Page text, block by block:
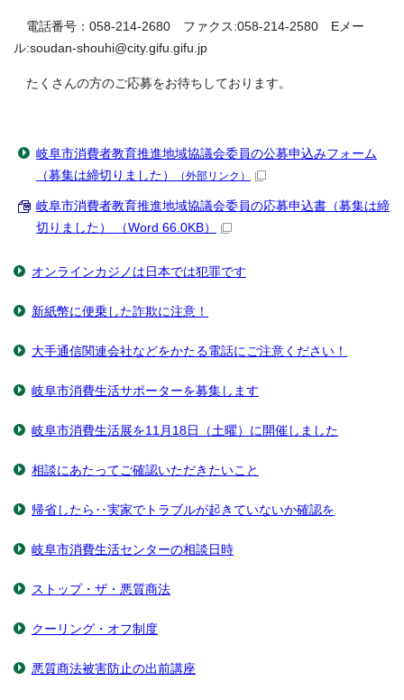
電話番号：058-214-2680 ファクス:058-214-2580 Eメー
ル:soudan-shouhi@city.gifu.gifu.jp
たくさんの方のご応募をお待ちしております。
岐阜市消費者教育推進地域協議会委員の公募申込みフォーム
（募集は締切りました）
（外部リンク）
岐阜市消費者教育推進地域協議会委員の応募申込書（募集は締
切りました） （Word 66.0KB）
オンラインカジノは日本では犯罪です
新紙幣に便乗した詐欺に注意！
大手通信関連会社などをかたる電話にご注意ください！
岐阜市消費生活サポーターを募集します
岐阜市消費生活展を11月18日（土曜）に開催しました
相談にあたってご確認いただきたいこと
帰省したら‥実家でトラブルが起きていないか確認を
岐阜市消費生活センターの相談日時
ストップ・ザ・悪質商法
クーリング・オフ制度
悪質商法被害防止の出前講座